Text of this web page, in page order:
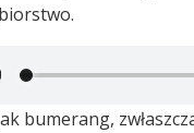
bumerang,